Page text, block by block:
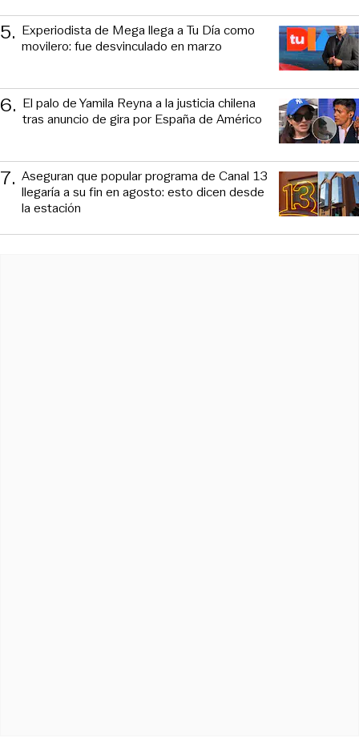
5. Experiodista de Mega llega a Tu Día como
movilero: fue desvinculado en marzo
6. El palo de Yamila Reyna a la justicia chilena
tras anuncio de gira por España de Américo
7. Aseguran que popular programa de Canal 13
llegaría a su fin en agosto: esto dicen desde
la estación